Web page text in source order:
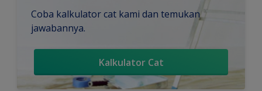
Coba kalkulator cat kami dan temukan
jawabannya.
Kalkulator Cat